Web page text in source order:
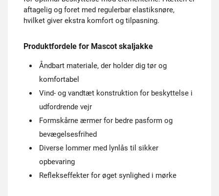
aftagelig og foret med regulerbar elastiksnøre,
hvilket giver ekstra komfort og tilpasning.
Produktfordele for Mascot skaljakke
Åndbart materiale, der holder dig tør og
komfortabel
Vind- og vandtæt konstruktion for beskyttelse i
udfordrende vejr
Formskårne ærmer for bedre pasform og
bevægelsesfrihed
Diverse lommer med lynlås til sikker
opbevaring
Reflekseffekter for øget synlighed i mørke